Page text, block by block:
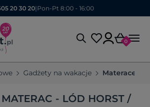
20 30 20| Pon-Pt 8:00 - 16:00
0
Gadżety na wakacje Materace
- LÓD HORST /